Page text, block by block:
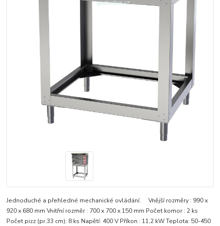
Jednoduché a přehledné mechanické ovládání. Vnější rozměry : 990 x
920 x 680 mm Vnitřní rozměr : 700 x 700 x 150 mm Počet komor : 2 ks
Počet pizz (pr.33 cm): 8 ks Napětí: 400 V Příkon : 11,2 kW Teplota: 50-450